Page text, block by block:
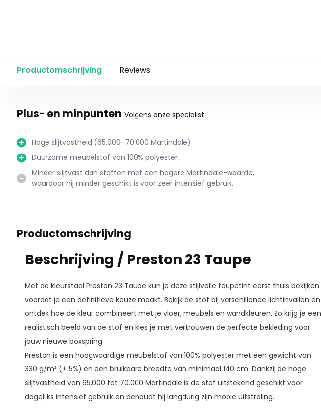
Productomschrijving Reviews
Plus- en minpunten Volgens onze specialist
Hoge slijtvastheid (65.000–70.000 Martindale)
Duurzame meubelstof van 100% polyester
Minder slijtvast dan stoffen met een hogere Martindale-waarde,
waardoor hij minder geschikt is voor zeer intensief gebruik.
Productomschrijving
Beschrijving / Preston 23 Taupe
Met de kleurstaal Preston 23 Taupe kun je deze stijlvolle taupetint eerst thuis bekijken
voordat je een definitieve keuze maakt. Bekijk de stof bij verschillende lichtinvallen en
ontdek hoe de kleur combineert met je vloer, meubels en wandkleuren. Zo krijg je een
realistisch beeld van de stof en kies je met vertrouwen de perfecte bekleding voor
jouw nieuwe boxspring.
Preston is een hoogwaardige meubelstof van 100% polyester met een gewicht van
330 g/m² (± 5%) en een bruikbare breedte van minimaal 140 cm. Dankzij de hoge
slijtvastheid van 65.000 tot 70.000 Martindale is de stof uitstekend geschikt voor
dagelijks intensief gebruik en behoudt hij langdurig zijn mooie uitstraling.